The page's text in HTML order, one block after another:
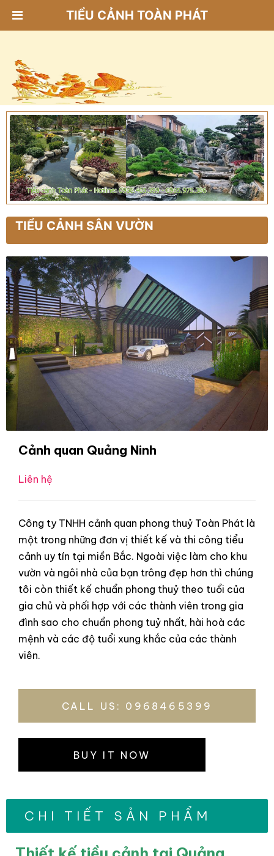
TIỂU CẢNH TOÀN PHÁT
TIỂU CẢNH SÂN VƯỜN
Cảnh quan Quảng Ninh
Liên hệ
Công ty TNHH cảnh quan phong thuỷ Toàn Phát là
một trong những đơn vị thiết kế và thi công tiểu
cảnh uy tín tại miền Bắc. Ngoài việc làm cho khu
vườn và ngôi nhà của bạn trông đẹp hơn thì chúng
tôi còn thiết kế chuẩn phong thuỷ theo tuổi của
gia chủ và phối hợp với các thành viên trong gia
đình sao cho chuẩn phong tuỷ nhất, hài hoà các
mệnh và các độ tuổi xung khắc của các thành
viên.
CALL US: 0968465399
BUY IT NOW
CHI TIẾT SẢN PHẨM